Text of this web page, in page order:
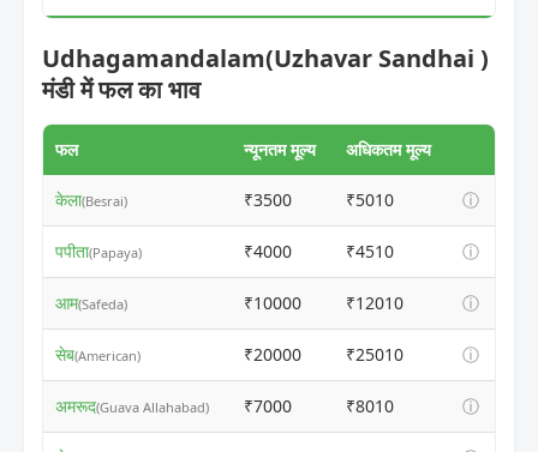
Udhagamandalam(Uzhavar Sandhai )
मंडी में फल का भाव
फल न्यूनतम मूल्य अधिकतम मूल्य
केला(Besrai) ₹3500 ₹5010 ⓘ
पपीता(Papaya) ₹4000 ₹4510 ⓘ
आम(Safeda) ₹10000 ₹12010 ⓘ
सेब(American) ₹20000 ₹25010 ⓘ
अमरूद(Guava Allahabad) ₹7000 ₹8010 ⓘ